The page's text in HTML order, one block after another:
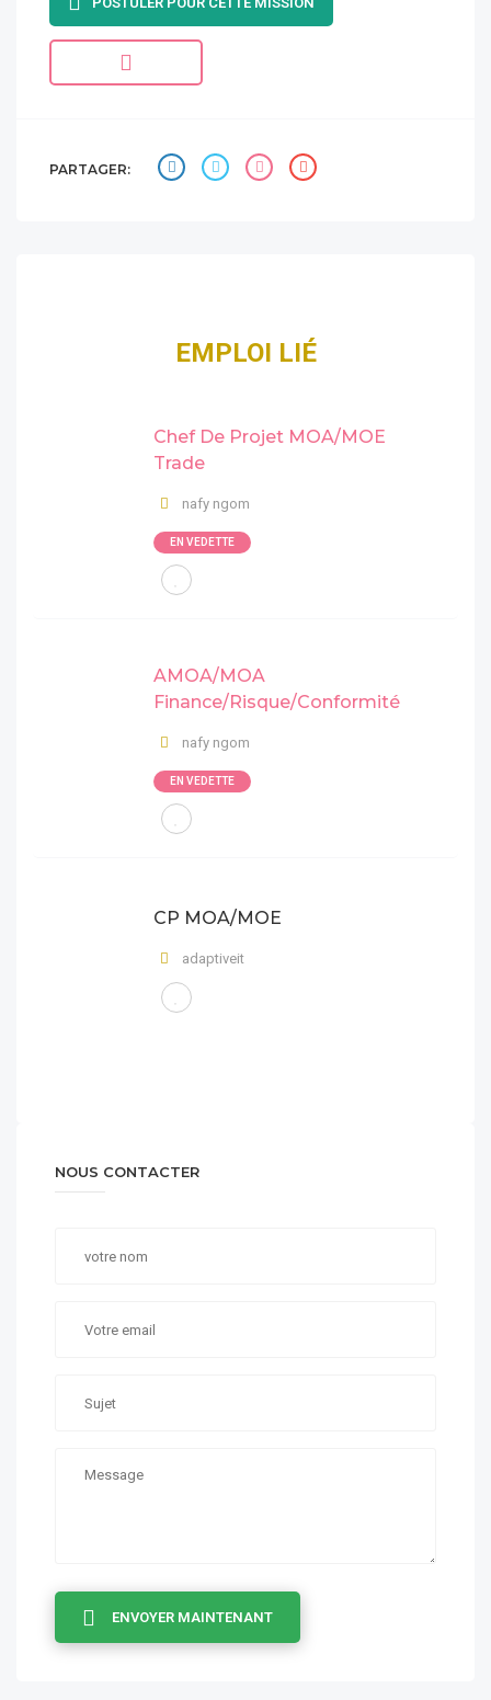
PARTAGER:
EMPLOI LIÉ
Chef De Projet MOA/MOE
Trade
nafy ngom
EN VEDETTE
AMOA/MOA
Finance/Risque/Conformité
nafy ngom
EN VEDETTE
CP MOA/MOE
adaptiveit
NOUS CONTACTER
ENVOYER MAINTENANT